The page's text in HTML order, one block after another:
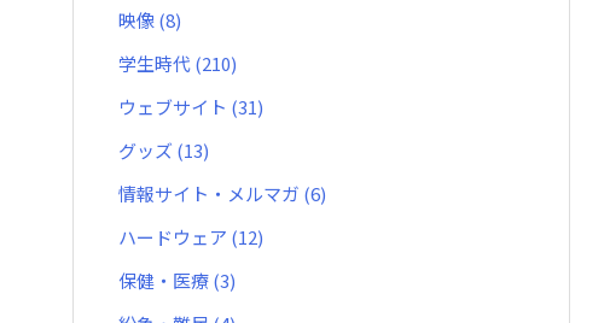
映像(8)
学生時代(210)
ウェブサイト (31)
グッズ (13)
情報サイト・メルマガ (6)
ハードウェア (12)
保健・医療(3)